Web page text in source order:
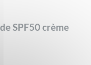
SPF50 crème